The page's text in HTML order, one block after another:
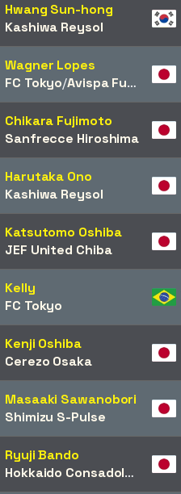
Hwang Sun-hong
Kashiwa Reysol
Wagner Lopes
FC Tokyo/​Avispa Fukuoka
Chikara Fujimoto
Sanfrecce Hiroshima
Harutaka Ono
Kashiwa Reysol
Katsutomo Oshiba
JEF United Chiba
Kelly
FC Tokyo
Kenji Oshiba
Cerezo Osaka
Masaaki Sawanobori
Shimizu S-Pulse
Ryuji Bando
Hokkaido Consadole Sapporo